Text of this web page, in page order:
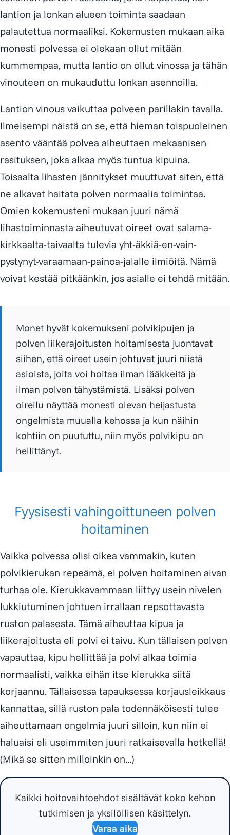
lantion ja lonkan alueen toiminta saadaan
palautettua normaaliksi. Kokemusten mukaan aika
monesti polvessa ei olekaan ollut mitään
kummempaa, mutta lantio on ollut vinossa ja tähän
vinouteen on mukauduttu lonkan asennoilla.
Lantion vinous vaikuttaa polveen parillakin tavalla.
Ilmeisempi näistä on se, että hieman toispuoleinen
asento vääntää polvea aiheuttaen mekaanisen
rasituksen, joka alkaa myös tuntua kipuina.
Toisaalta lihasten jännitykset muuttuvat siten, että
ne alkavat haitata polven normaalia toimintaa.
Omien kokemusteni mukaan juuri nämä
lihastoiminnasta aiheutuvat oireet ovat salama-
kirkkaalta-taivaalta tulevia yht-äkkiä-en-vain-
pystynyt-varaamaan-painoa-jalalle ilmiöitä. Nämä
voivat kestää pitkäänkin, jos asialle ei tehdä mitään.
Monet hyvät kokemukseni polvikipujen ja
polven liikerajoitusten hoitamisesta juontavat
siihen, että oireet usein johtuvat juuri niistä
asioista, joita voi hoitaa ilman lääkkeitä ja
ilman polven tähystämistä. Lisäksi polven
oireilu näyttää monesti olevan heijastusta
ongelmista muualla kehossa ja kun näihin
kohtiin on puututtu, niin myös polvikipu on
hellittänyt.
Fyysisesti vahingoittuneen polven
hoitaminen
Vaikka polvessa olisi oikea vammakin, kuten
polvikierukan repeämä, ei polven hoitaminen aivan
turhaa ole. Kierukkavammaan liittyy usein nivelen
lukkiutuminen johtuen irrallaan repsottavasta
ruston palasesta. Tämä aiheuttaa kipua ja
liikerajoitusta eli polvi ei taivu. Kun tällaisen polven
vapauttaa, kipu hellittää ja polvi alkaa toimia
normaalisti, vaikka eihän itse kierukka siitä
korjaannu. Tällaisessa tapauksessa korjausleikkaus
kannattaa, sillä ruston pala todennäköisesti tulee
aiheuttamaan ongelmia juuri silloin, kun niin ei
haluaisi eli useimmiten juuri ratkaisevalla hetkellä!
(Mikä se sitten milloinkin on...)
Kaikki hoitovaihtoehdot sisältävät koko kehon
tutkimisen ja yksilöllisen käsittelyn.
Varaa aika